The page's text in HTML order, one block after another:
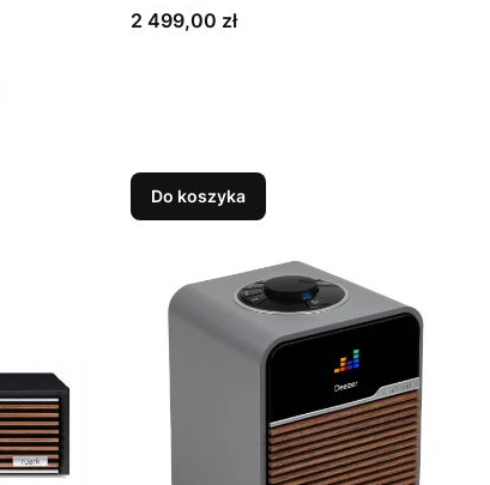
Cena
2 499,00 zł
Do koszyka